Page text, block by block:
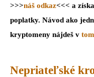
>>>náš odkaz<<< a
poplatky. Návod ako
kryptomeny nájdeš v
Nepriateľské